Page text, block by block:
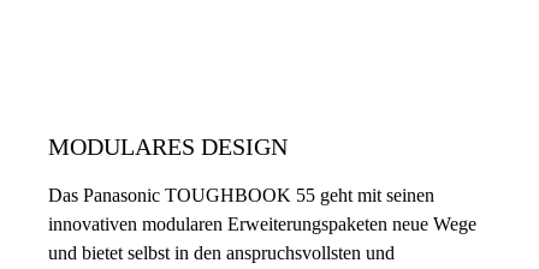
MODULARES DESIGN
Das Panasonic TOUGHBOOK 55 geht mit seinen
innovativen modularen Erweiterungspaketen neue Wege
und bietet selbst in den anspruchsvollsten und